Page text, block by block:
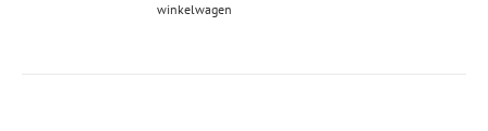
winkelwagen